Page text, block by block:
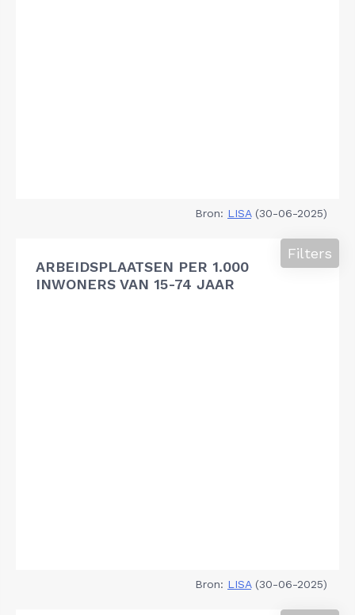
Bron: LISA(30-06-2025)
ARBEIDSPLAATSEN PER 1.000
INWONERS VAN 15-74 JAAR
Filters
Bron: LISA(30-06-2025)